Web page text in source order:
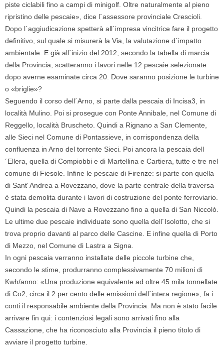
piste ciclabili fino a campi di minigolf. Oltre naturalmente al pieno
ripristino delle pescaie», dice l´assessore provinciale Crescioli.
Dopo l´aggiudicazione spetterà all´impresa vincitrice fare il progetto
definitivo, sul quale si misurerà la Via, la valutazione d´impatto
ambientale. E già all´inizio del 2012, secondo la tabella di marcia
della Provincia, scatteranno i lavori nelle 12 pescaie selezionate
dopo averne esaminate circa 20. Dove saranno posizione le turbine
o «briglie»?
Seguendo il corso dell´Arno, si parte dalla pescaia di Incisa3, in
località Mulino. Poi si prosegue con Ponte Annibale, nel Comune di
Reggello, località Bruscheto. Quindi a Rignano a San Clemente,
alle Sieci nel Comune di Pontassieve, in corrispondenza della
confluenza in Arno del torrente Sieci. Poi ancora la pescaia dell
´Ellera, quella di Compiobbi e di Martellina e Cartiera, tutte e tre nel
comune di Fiesole. Infine le pescaie di Firenze: si parte con quella
di Sant´Andrea a Rovezzano, dove la parte centrale della traversa
è stata demolita durante i lavori di costruzione del ponte ferroviario.
Quindi la pescaia di Nave a Rovezzano fino a quella di San Niccolò.
Le ultime due pescaie individuate sono quella dell´Isolotto, che si
trova proprio davanti al parco delle Cascine. E infine quella di Porto
di Mezzo, nel Comune di Lastra a Signa.
In ogni pescaia verranno installate delle piccole turbine che,
secondo le stime, produrranno complessivamente 70 milioni di
Kwh/anno: «Una produzione equivalente ad oltre 45 mila tonnellate
di Co2, circa il 2 per cento delle emissioni dell´intera regione», fa i
conti il responsabile ambiente della Provincia. Ma non è stato facile
arrivare fin qui: i contenziosi legali sono arrivati fino alla
Cassazione, che ha riconosciuto alla Provincia il pieno titolo di
avviare il progetto turbine.